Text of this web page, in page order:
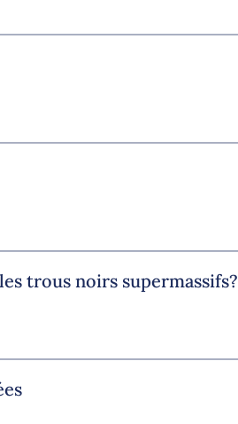
trous noirs supermassifs?